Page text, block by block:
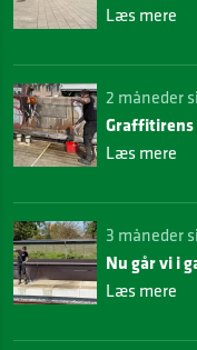
Læs mere
2 måneder
Læs mere
3 måneder
Nu går vi i
Læs mere